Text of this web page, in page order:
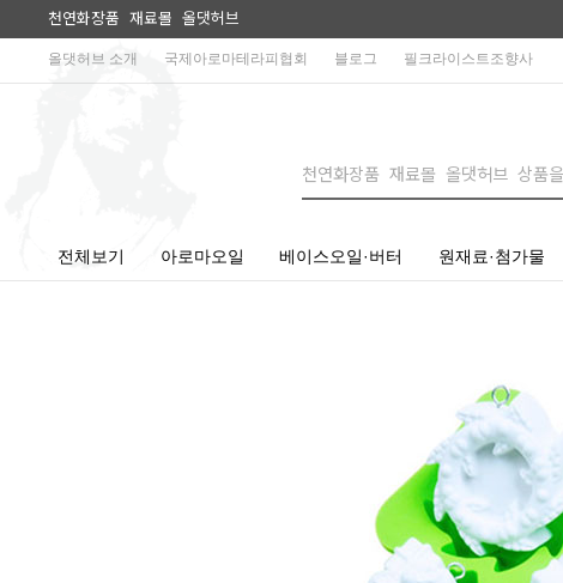
천연화장품 재료몰 올댓허브
올댓허브 소개 국제아로마테라피협회 블로그 필크라이스트조향사
전체보기 아로마오일 베이스오일·버터 원재료·첨가물